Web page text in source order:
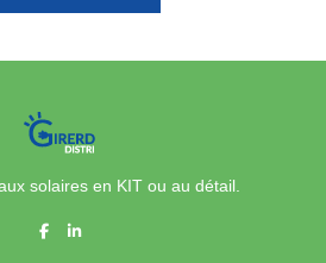
solaires en KIT ou au détail.